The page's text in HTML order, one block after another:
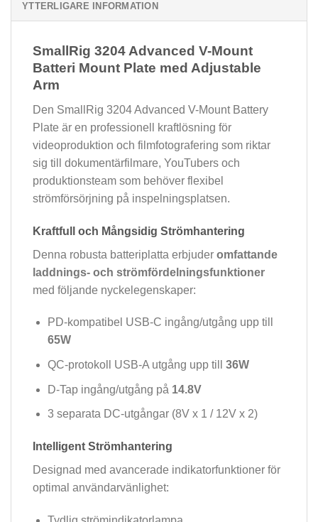
YTTERLIGARE INFORMATION
SmallRig 3204 Advanced V-Mount
Batteri Mount Plate med Adjustable
Arm
Den SmallRig 3204 Advanced V-Mount Battery
Plate är en professionell kraftlösning för
videoproduktion och filmfotografering som riktar
sig till dokumentärfilmare, YouTubers och
produktionsteam som behöver flexibel
strömförsörjning på inspelningsplatsen.
Kraftfull och Mångsidig Strömhantering
Denna robusta batteriplatta erbjuder omfattande
laddnings- och strömfördelningsfunktioner
med följande nyckelegenskaper:
PD-kompatibel USB-C ingång/utgång upp till
65W
QC-protokoll USB-A utgång upp till 36W
D-Tap ingång/utgång på 14.8V
3 separata DC-utgångar (8V x 1 / 12V x 2)
Intelligent Strömhantering
Designad med avancerade indikatorfunktioner för
optimal användarvänlighet: